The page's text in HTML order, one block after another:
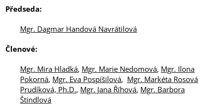
Předseda:
Mgr. Dagmar Handová Navrátilová
Členové:
Mgr. Mira Hladká, Mgr. Marie Nedomová, Mgr. Ilona
Pokorná, Mgr. Eva Pospíšilová, Mgr. Markéta Rosová
Prudíková, Ph.D., Mgr. Jana Říhová, Mgr. Barbora
Štindlová